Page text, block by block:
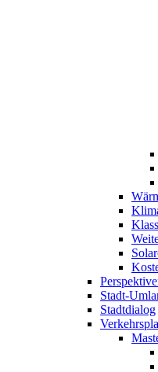
Stadt-
Stadtdialog